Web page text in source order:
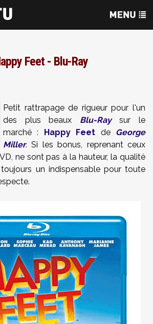
Feet - Blu-Ray
Petit rattrapage de rigueur pour l'un
des plus beaux Blu-Raysur le
marché : Happy Feet de George
Miller. Si les bonus, reprenant ceux
ne sont pas à la hauteur, la qualité
un indispensable pour toute